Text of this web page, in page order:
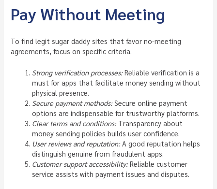
Pay Without Meeting
To find legit sugar daddy sites that favor no-meeting
agreements, focus on specific criteria.
Strong verification processes:Reliable verification is a
must for apps that facilitate money sending without
physical presence.
Secure payment methods:Secure online payment
options are indispensable for trustworthy platforms.
Clear terms and conditions:Transparency about
money sending policies builds user confidence.
User reviews and reputation:A good reputation helps
distinguish genuine from fraudulent apps.
Customer support accessibility:Reliable customer
service assists with payment issues and disputes.